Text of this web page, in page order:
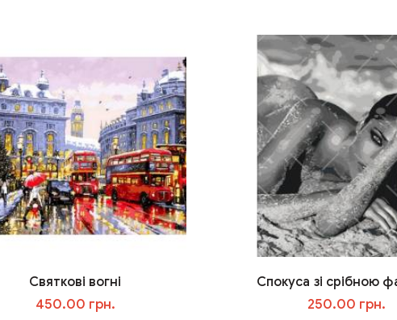
Святкові вогні
450.00 грн.
Спокуса зі срібною
250.00 грн.